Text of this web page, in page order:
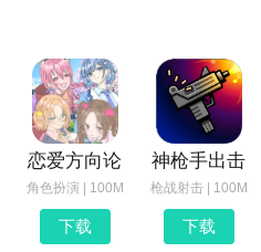
恋爱方向论
角色扮演 | 100M
下载
神枪手出击
枪战射击 | 100M
下载